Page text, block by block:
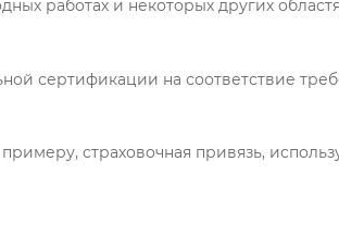
работах и некоторых других
сертификации на соответствие
страховочная привязь,